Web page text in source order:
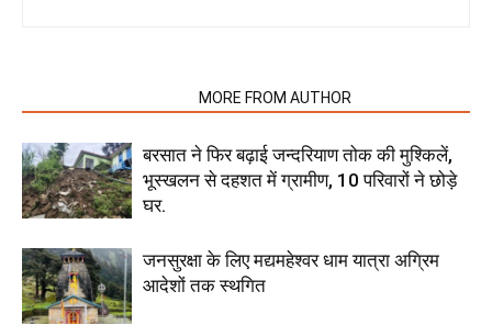
MORE FROM AUTHOR
बरसात ने फिर बढ़ाई जन्दरियाण तोक की मुश्किलें,
भूस्खलन से दहशत में ग्रामीण, 10 परिवारों ने छोड़े
घर.
जनसुरक्षा के लिए मद्यमहेश्वर धाम यात्रा अग्रिम
आदेशों तक स्थगित